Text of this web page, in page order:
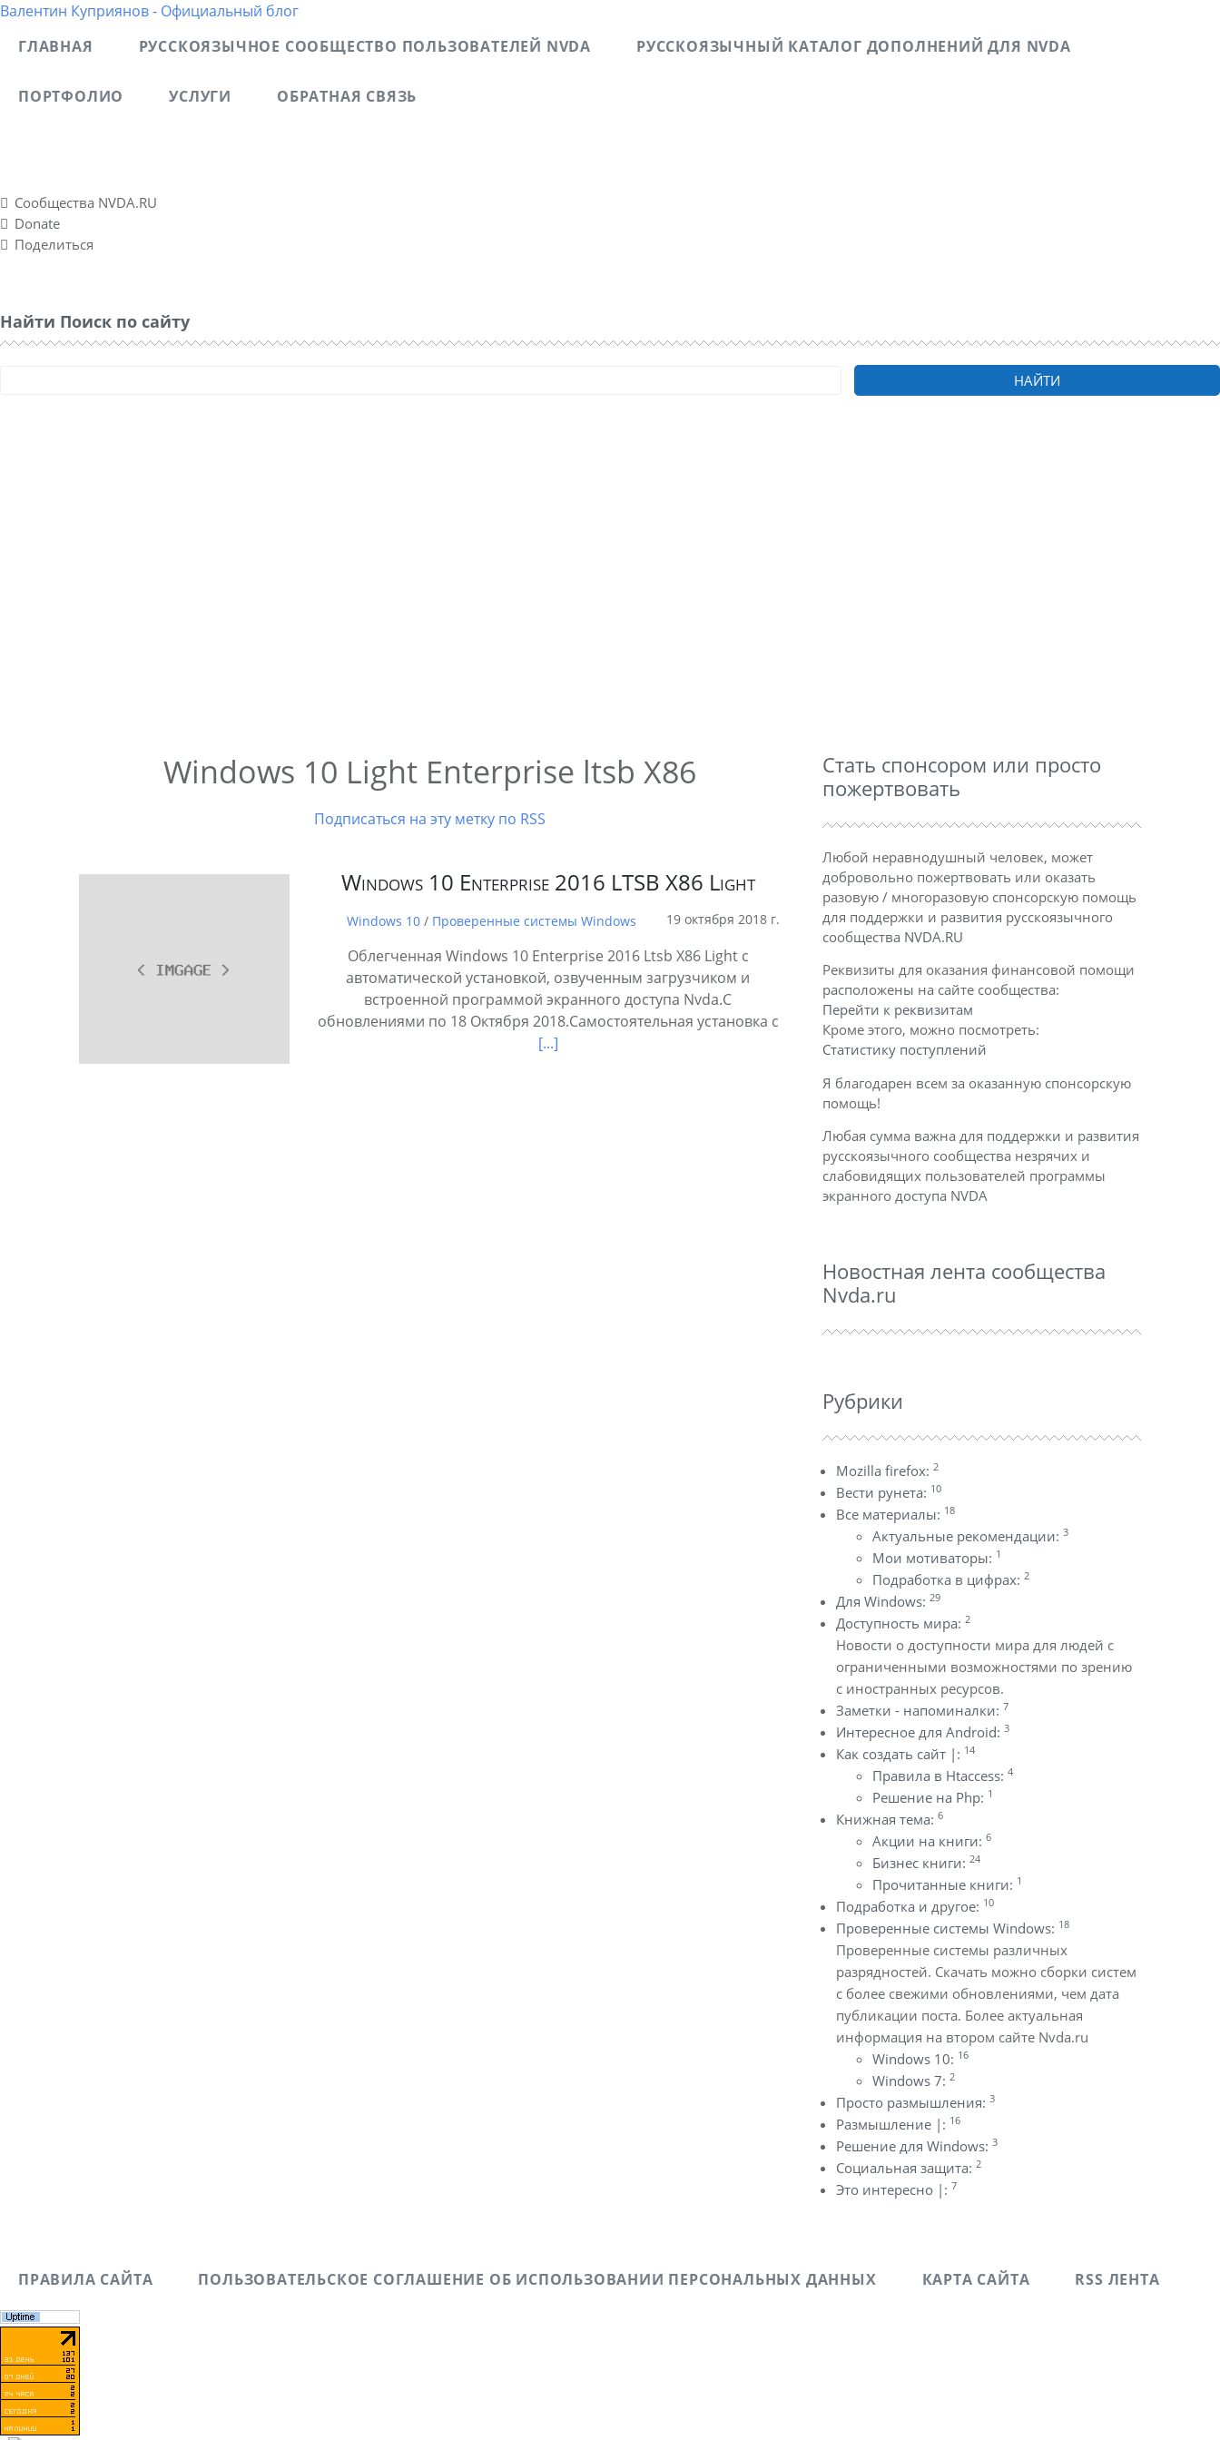
Валентин Куприянов - Официальный блог
ГЛАВНАЯ
РУССКОЯЗЫЧНОЕ СООБЩЕСТВО ПОЛЬЗОВАТЕЛЕЙ NVDA РУССКОЯЗЫЧНЫЙ КАТАЛОГ ДОПОЛНЕНИЙ ДЛЯ NVDA
ПОРТФОЛИО УСЛУГИ
ОБРАТНАЯ СВЯЗЬ
Сообщества NVDA.RU
Donate
Поделиться
Найти Поиск по сайту
НАЙТИ
Windows 10 Light Enterprise ltsb X86
Подписаться на эту метку по RSS
Windows 10 Enterprise 2016 LTSB X86 Light
Windows 10/ Проверенные системы Windows 19 октября 2018 г.
Облегченная Windows 10 Enterprise 2016 Ltsb X86 Light с
автоматической установкой, озвученным загрузчиком и
встроенной программой экранного доступа Nvda.С
обновлениями по 18 Октября 2018.Самостоятельная установка с
[...]
Стать спонсором или просто
пожертвовать
Любой неравнодушный человек, может
добровольно пожертвовать или оказать
разовую / многоразовую спонсорскую помощь
для поддержки и развития русскоязычного
сообщества NVDA.RU
Реквизиты для оказания финансовой помощи
расположены на сайте сообщества:
Перейти к реквизитам
Кроме этого, можно посмотреть:
Статистику поступлений
Я благодарен всем за оказанную спонсорскую
помощь!
Любая сумма важна для поддержки и развития
русскоязычного сообщества незрячих и
слабовидящих пользователей программы
экранного доступа NVDA
Новостная лента сообщества
Nvda.ru
Рубрики
Mozilla firefox: 2
Вести рунета: 10
Все материалы: 18
Актуальные рекомендации: 3
Мои мотиваторы: 1
Подработка в цифрах: 2
Для Windows: 29
Доступность мира: 2
Новости о доступности мира для людей с
ограниченными возможностями по зрению
с иностранных ресурсов.
Заметки - напоминалки: 7
Интересное для Android: 3
Как создать сайт |: 14
Правила в Htaccess: 4
Решение на Php: 1
Книжная тема: 6
Акции на книги: 6
Бизнес книги: 24
Прочитанные книги: 1
Подработка и другое: 10
Проверенные системы Windows: 18
Проверенные системы различных
разрядностей. Скачать можно сборки систем
с более свежими обновлениями, чем дата
публикации поста. Более актуальная
информация на втором сайте Nvda.ru
Windows 10: 16
Windows 7: 2
Просто размышления: 3
Размышление |: 16
Решение для Windows: 3
Социальная защита: 2
Это интересно |: 7
ПРАВИЛА САЙТА ПОЛЬЗОВАТЕЛЬСКОЕ СОГЛАШЕНИЕ ОБ ИСПОЛЬЗОВАНИИ ПЕРСОНАЛЬНЫХ ДАННЫХ КАРТА САЙТА RSS ЛЕНТА